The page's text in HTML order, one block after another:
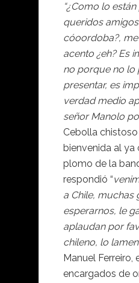
“¿Como lo
queridos
cóoordoba?,
acento ¿eh? Es
no porque no lo
presentar, es
verdad medio
señor Manolo
Cebolla
bienvenida al ya
plomo de la
respondió “
a Chile, muchas
esperarnos, le
aplaudan por
chileno, lo
Manuel Ferreiro,
encargados de